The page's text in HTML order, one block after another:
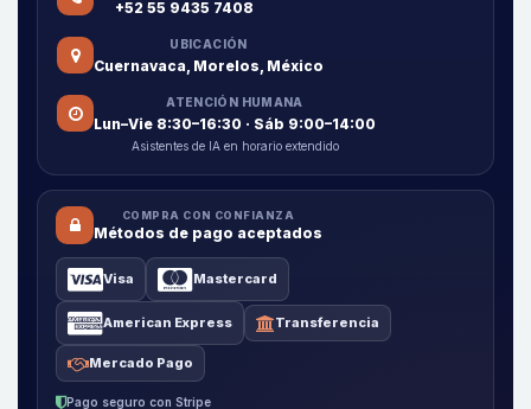
+52 55 9435 7408
UBICACIÓN
Cuernavaca, Morelos, México
ATENCIÓN HUMANA
Lun–Vie 8:30–16:30 · Sáb 9:00–14:00
Asistentes de IA en horario extendido
COMPRA CON CONFIANZA
Métodos de pago aceptados
Visa Mastercard
American Express Transferencia
Mercado Pago
Pago seguro con Stripe